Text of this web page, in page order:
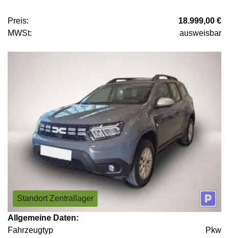
Preis:
18.999,00 €
MWSt:
ausweisbar
Standort Zentrallager
Allgemeine Daten:
Fahrzeugtyp
Pkw